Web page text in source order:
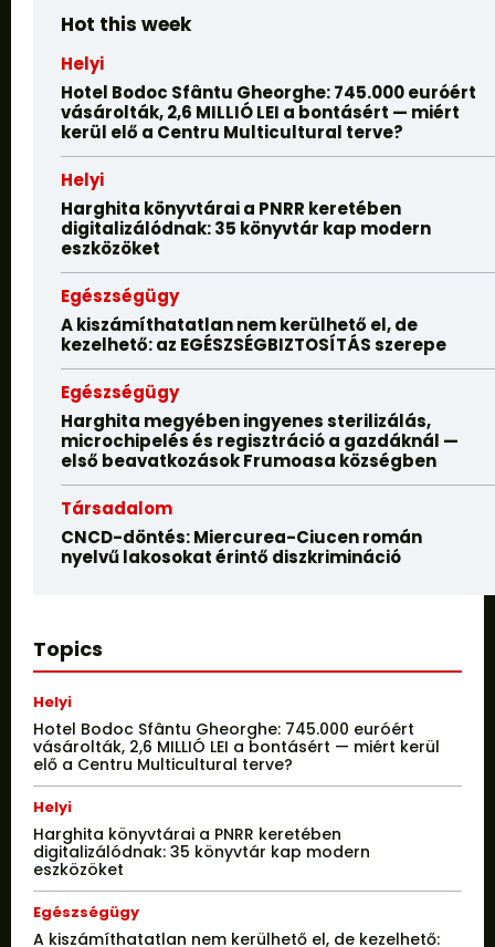
Hot this week
Helyi
Hotel Bodoc Sfântu Gheorghe: 745.000 euróért
vásárolták, 2,6 MILLIÓ LEI a bontásért — miért
kerül elő a Centru Multicultural terve?
Helyi
Harghita könyvtárai a PNRR keretében
digitalizálódnak: 35 könyvtár kap modern
eszközöket
Egészségügy
A kiszámíthatatlan nem kerülhető el, de
kezelhető: az EGÉSZSÉGBIZTOSÍTÁS szerepe
Egészségügy
Harghita megyében ingyenes sterilizálás,
microchipelés és regisztráció a gazdáknál —
első beavatkozások Frumoasa községben
Társadalom
CNCD-döntés: Miercurea-Ciucen román
nyelvű lakosokat érintő diszkrimináció
Topics
Helyi
Hotel Bodoc Sfântu Gheorghe: 745.000 euróért
vásárolták, 2,6 MILLIÓ LEI a bontásért — miért kerül
elő a Centru Multicultural terve?
Helyi
Harghita könyvtárai a PNRR keretében
digitalizálódnak: 35 könyvtár kap modern
eszközöket
Egészségügy
A kiszámíthatatlan nem kerülhető el, de kezelhető: